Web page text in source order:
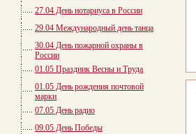
27.04 День нотариуса в России
29.04 Международный день танца
30.04 День пожарной охраны в
России
01.05 Праздник Весны и Труда
01.05 День рождения почтовой
марки
07.05 День радио
09.05 День Победы